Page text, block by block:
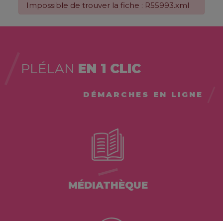
Impossible de trouver la fiche : R55993.xml
PLÉLAN EN 1 CLIC
DÉMARCHES EN LIGNE
MÉDIATHÈQUE